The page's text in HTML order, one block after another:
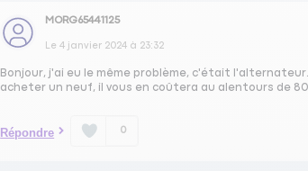
MORG65441125
Le4 janvier 2024 à 23:32
Bonjour, j'ai eu le même problème, c'était
acheter un neuf, il vous en coûtera au alentours de
Répondre 0